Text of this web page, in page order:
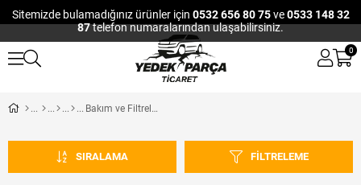
Sitemizde bulamadığınız ürünler için 0532 656 80 75ve0533 148 32
87telefon numaralarından ulaşabilirsiniz.
0
Bakım ve Filtreler
FILTRELEME
SIRALAMA